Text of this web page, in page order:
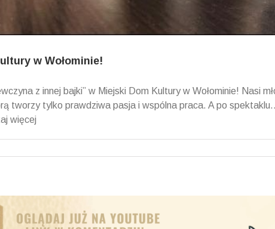
w Wołominie!
z innej bajki” w Miejski Dom Kultury w Wołominie! Nasi
tworzy tylko prawdziwa pasja i wspólna praca. A po
więcej